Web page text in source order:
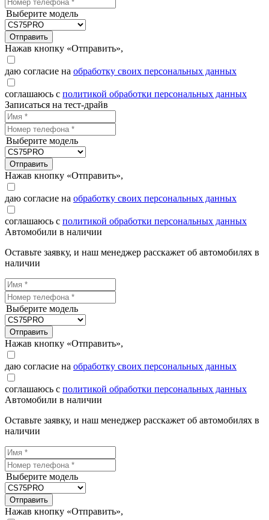
Выберите модель
Отправить
Нажав кнопку «Отправить»,
даю согласие на обработку своих персональных данных
соглашаюсь с политикой обработки персональных данных
Записаться на тест-драйв
Выберите модель
Отправить
Нажав кнопку «Отправить»,
даю согласие на обработку своих персональных данных
соглашаюсь с политикой обработки персональных данных
Автомобили в наличии
Оставьте заявку, и наш менеджер расскажет об автомобилях в
наличии
Выберите модель
Отправить
Нажав кнопку «Отправить»,
даю согласие на обработку своих персональных данных
соглашаюсь с политикой обработки персональных данных
Автомобили в наличии
Оставьте заявку, и наш менеджер расскажет об автомобилях в
наличии
Выберите модель
Отправить
Нажав кнопку «Отправить»,